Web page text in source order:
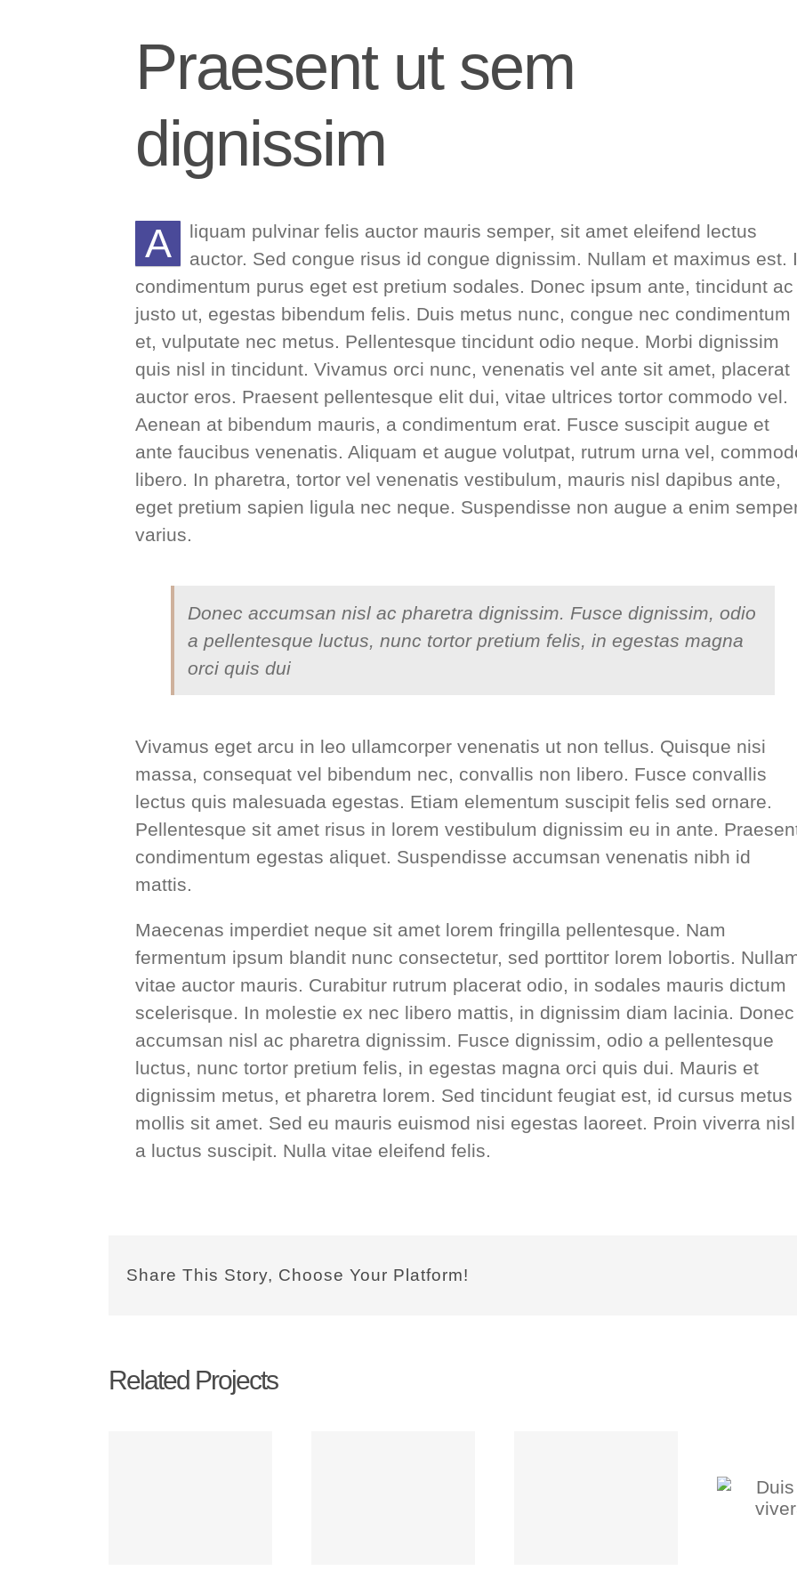
Praesent ut sem
dignissim
A
liquam pulvinar felis auctor mauris semper, sit amet eleifend lectus
auctor. Sed congue risus id congue dignissim. Nullam et maximus est.
condimentum purus eget est pretium sodales. Donec ipsum ante, tincidunt ac
justo ut, egestas bibendum felis. Duis metus nunc, congue nec condimentum
et, vulputate nec metus. Pellentesque tincidunt odio neque. Morbi dignissim
quis nisl in tincidunt. Vivamus orci nunc, venenatis vel ante sit amet, placerat
auctor eros. Praesent pellentesque elit dui, vitae ultrices tortor commodo vel.
Aenean at bibendum mauris, a condimentum erat. Fusce suscipit augue et
ante faucibus venenatis. Aliquam et augue volutpat, rutrum urna vel,
libero. In pharetra, tortor vel venenatis vestibulum, mauris nisl dapibus ante,
eget pretium sapien ligula nec neque. Suspendisse non augue a enim
varius.
Donec accumsan nisl ac pharetra dignissim. Fusce dignissim, odio
a pellentesque luctus, nunc tortor pretium felis, in egestas magna
orci quis dui
Vivamus eget arcu in leo ullamcorper venenatis ut non tellus. Quisque nisi
massa, consequat vel bibendum nec, convallis non libero. Fusce convallis
lectus quis malesuada egestas. Etiam elementum suscipit felis sed ornare.
Pellentesque sit amet risus in lorem vestibulum dignissim eu in ante.
condimentum egestas aliquet. Suspendisse accumsan venenatis nibh id
mattis.
Maecenas imperdiet neque sit amet lorem fringilla pellentesque. Nam
fermentum ipsum blandit nunc consectetur, sed porttitor lorem lobortis.
vitae auctor mauris. Curabitur rutrum placerat odio, in sodales mauris dictum
scelerisque. In molestie ex nec libero mattis, in dignissim diam lacinia. Donec
accumsan nisl ac pharetra dignissim. Fusce dignissim, odio a pellentesque
luctus, nunc tortor pretium felis, in egestas magna orci quis dui. Mauris et
dignissim metus, et pharetra lorem. Sed tincidunt feugiat est, id cursus metus
mollis sit amet. Sed eu mauris euismod nisi egestas laoreet. Proin viverra nisl
a luctus suscipit. Nulla vitae eleifend felis.
Share This Story, Choose Your Platform!
Related Projects